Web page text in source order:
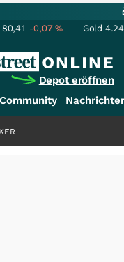
-0,07% Gold
Depot eröffnen
Community